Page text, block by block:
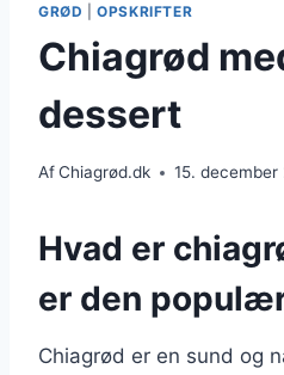
GRØD |OPSKRIFTER
Chiagrød
dessert
AfChiagrød.dk 15. december
Hvad er
er den
Chiagrød er en sund og